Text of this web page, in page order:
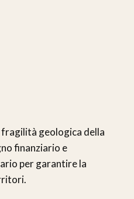
geologica della
finanziario e
per garantire la